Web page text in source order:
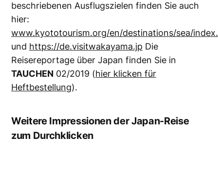
beschriebenen Ausflugszielen finden Sie auch
hier:
www.kyototourism.org/en/destinations/sea/
und https://de.visitwakayama.jp Die
Reisereportage über Japan finden Sie in
TAUCHEN 02/2019 (hier klicken für
Heftbestellung).
Weitere Impressionen der Japan-Reise
zum Durchklicken